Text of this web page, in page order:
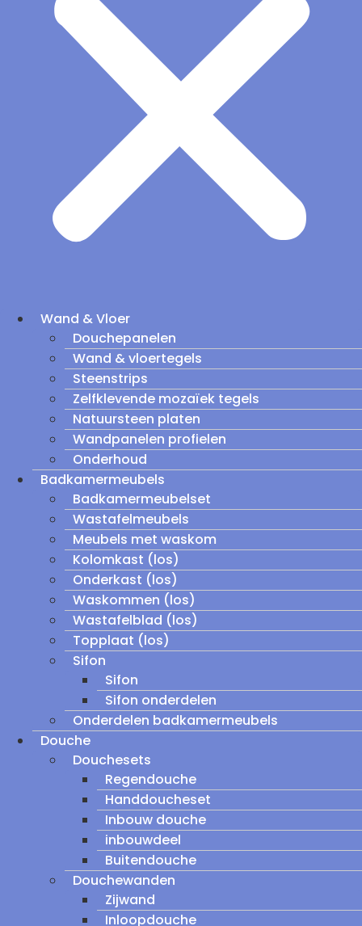
Wand & Vloer
Douchepanelen
Wand & vloertegels
Steenstrips
Zelfklevende mozaïek tegels
Natuursteen platen
Wandpanelen profielen
Onderhoud
Badkamermeubels
Badkamermeubelset
Wastafelmeubels
Meubels met waskom
Kolomkast (los)
Onderkast (los)
Waskommen (los)
Wastafelblad (los)
Topplaat (los)
Sifon
Sifon
Sifon onderdelen
Onderdelen badkamermeubels
Douche
Douchesets
Regendouche
Handdoucheset
Inbouw douche
inbouwdeel
Buitendouche
Douchewanden
Zijwand
Inloopdouche